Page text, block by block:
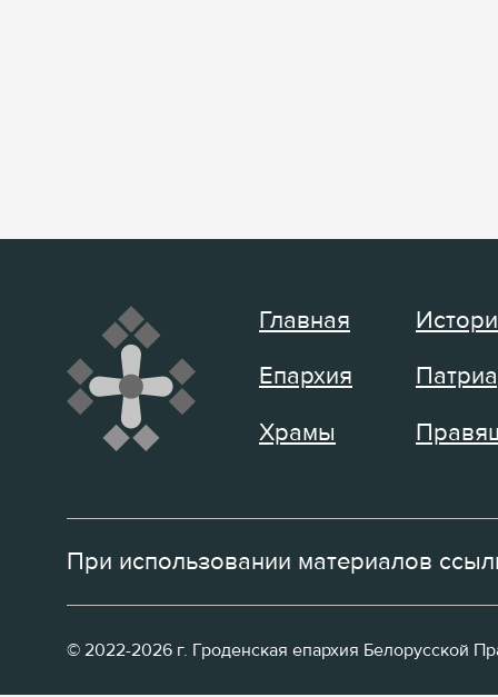
Главная
Епархия
Храмы
При использовании материалов
© 2022-2026 г. Гроденская епархия Белорусской